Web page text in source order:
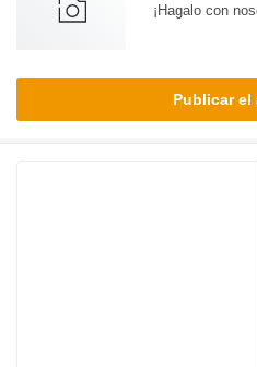
¡Hagalo con
Publicar el